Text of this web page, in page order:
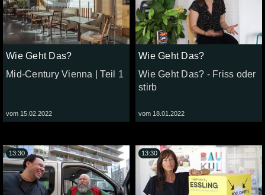
Wie Geht Das?
Mid-Century Vienna | Teil 1
vom 15.02.2022
Wie Geht Das?
Wie Geht Das? - Friss oder
stirb
vom 18.01.2022
13:30 13:30